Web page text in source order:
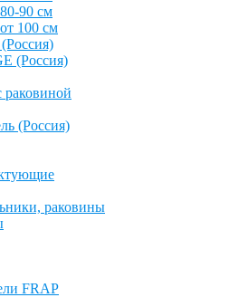
90 см
100 см
(Россия)
(Россия)
раковины
FRAP